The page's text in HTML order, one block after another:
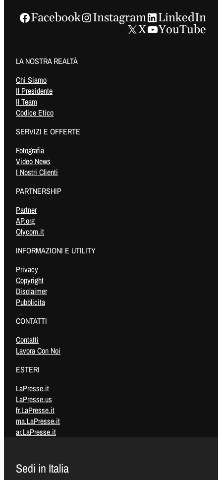
Facebook Instagram
LinkedIn
X
YouTube
LA NOSTRA REALTÀ
Chi Siamo
Il Presidente
Il Team
Codice Etico
SERVIZI E OFFERTE
Fotografia
Video News
I Nostri Clienti
PARTNERSHIP
Partner
AP.org
Olycom.it
INFORMAZIONI E UTILITY
Privacy
Copyright
Disclaimer
Pubblicita
CONTATTI
Contatti
Lavora Con Noi
ESTERI
LaPresse.it
LaPresse.us
fr.LaPresse.it
ma.LaPresse.it
ar.LaPresse.it
Sedi in Italia